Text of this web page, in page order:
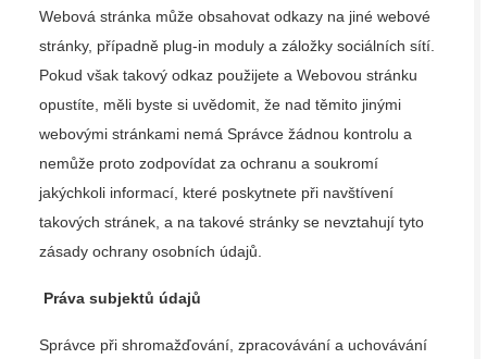
Webová stránka může obsahovat odkazy na jiné webové
stránky, případně plug-in moduly a záložky sociálních sítí.
Pokud však takový odkaz použijete a Webovou stránku
opustíte, měli byste si uvědomit, že nad těmito jinými
webovými stránkami nemá Správce žádnou kontrolu a
nemůže proto zodpovídat za ochranu a soukromí
jakýchkoli informací, které poskytnete při navštívení
takových stránek, a na takové stránky se nevztahují tyto
zásady ochrany osobních údajů.
Práva subjektů údajů
Správce při shromažďování, zpracovávání a uchovávání